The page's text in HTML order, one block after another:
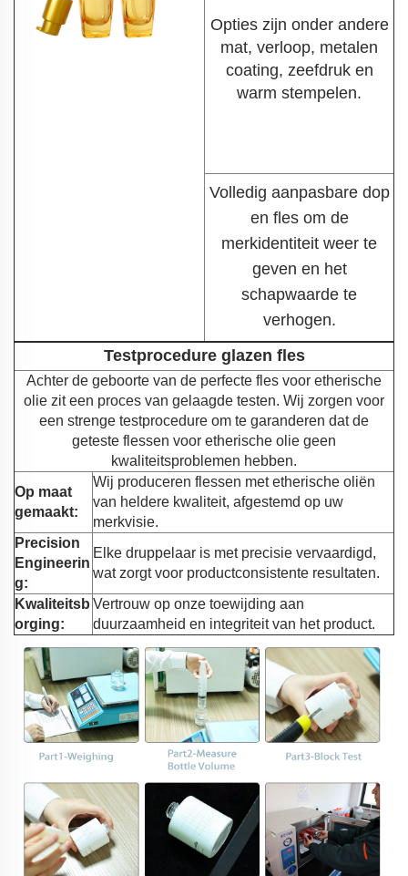
Opties zijn onder andere
mat, verloop, metalen
coating, zeefdruk en
warm stempelen.
Volledig aanpasbare dop
en fles om de
merkidentiteit weer te
geven en het
schapwaarde te
verhogen.
Testprocedure glazen fles
Achter de geboorte van de perfecte fles voor etherische
olie zit een proces van gelaagde testen. Wij zorgen voor
een strenge testprocedure om te garanderen dat de
geteste flessen voor etherische olie geen
kwaliteitsproblemen hebben.
Op maat
gemaakt:
Wij produceren flessen met etherische oliën
van heldere kwaliteit, afgestemd op uw
merkvisie.
Precision
Engineerin
g:
Elke druppelaar is met precisie vervaardigd,
wat zorgt voor productconsistente resultaten.
Kwaliteitsb
orging:
Vertrouw op onze toewijding aan
duurzaamheid en integriteit van het product.